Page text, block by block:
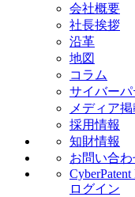
会社概要
社長挨拶
沿革
地図
コラム
サイバー
メディア
採用情報
知財情報
お問い合わ
CyberPatent
ログイン